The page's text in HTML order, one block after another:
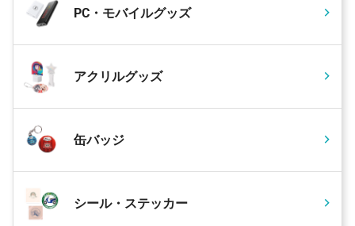
PC・モバイルグッズ
アクリルグッズ
缶バッジ
シール・ステッカー